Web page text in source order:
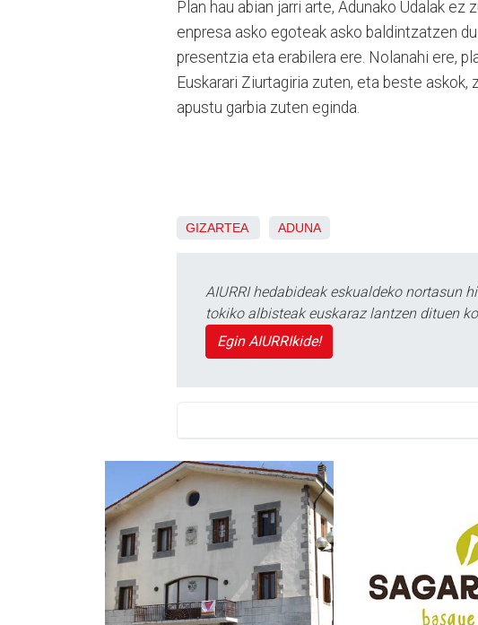
Plan hau abian jarri arte, Adunako Udalak
enpresa asko egoteak asko baldintzatzen
presentzia eta erabilera ere. Nolanahi ere,
Euskarari Ziurtagiria zuten, eta beste askok,
apustu garbia zuten eginda.
GIZARTEA ADUNA
AIURRI hedabideak eskualdeko nortasun
tokiko albisteak euskaraz lantzen dituen
Egin AIURRIkide!